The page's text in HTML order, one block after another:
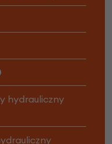
hydrauliczny